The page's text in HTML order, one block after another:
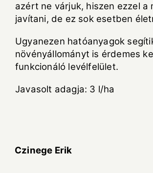
azért ne várjuk, hiszen ezzel
javítani, de ez sok esetben
Ugyanezen hatóanyagok
növényállományt is érdemes
funkcionáló levélfelület.
Javasolt adagja: 3 l/ha
Czinege Erik